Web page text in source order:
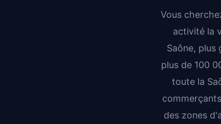
Vous
activité la
Saône,
plus de 100
toute la
des zones